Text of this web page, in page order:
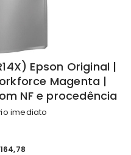
Epson Original |
Magenta |
NF e procedência
imediato